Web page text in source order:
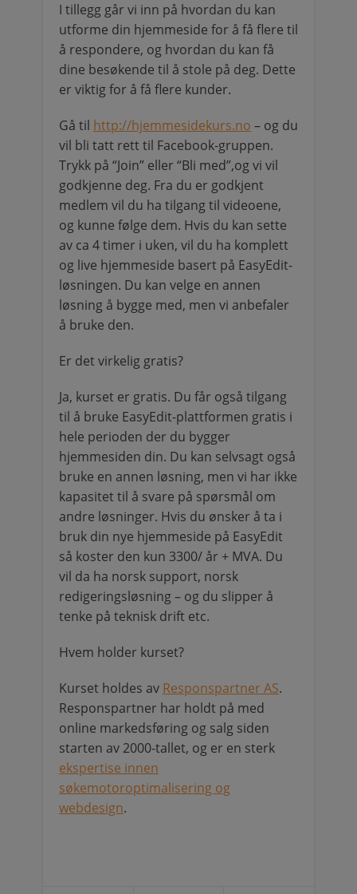
I tillegg går vi inn på hvordan du kan
utforme din hjemmeside for å få flere til
å respondere, og hvordan du kan få
dine besøkende til å stole på deg. Dette
er viktig for å få flere kunder.
Gå til http://hjemmesidekurs.no – og du
vil bli tatt rett til Facebook-gruppen.
Trykk på “Join” eller “Bli med”,og vi vil
godkjenne deg. Fra du er godkjent
medlem vil du ha tilgang til videoene,
og kunne følge dem. Hvis du kan sette
av ca 4 timer i uken, vil du ha komplett
og live hjemmeside basert på EasyEdit-
løsningen. Du kan velge en annen
løsning å bygge med, men vi anbefaler
å bruke den.
Er det virkelig gratis?
Ja, kurset er gratis. Du får også tilgang
til å bruke EasyEdit-plattformen gratis i
hele perioden der du bygger
hjemmesiden din. Du kan selvsagt også
bruke en annen løsning, men vi har ikke
kapasitet til å svare på spørsmål om
andre løsninger. Hvis du ønsker å ta i
bruk din nye hjemmeside på EasyEdit
så koster den kun 3300/ år + MVA. Du
vil da ha norsk support, norsk
redigeringsløsning – og du slipper å
tenke på teknisk drift etc.
Hvem holder kurset?
Kurset holdes av Responspartner AS.
Responspartner har holdt på med
online markedsføring og salg siden
starten av 2000-tallet, og er en sterk
ekspertise innen
søkemotoroptimalisering og
webdesign.